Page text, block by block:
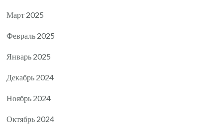
Март 2025
Февраль 2025
Январь 2025
Декабрь 2024
Ноябрь 2024
Октябрь 2024